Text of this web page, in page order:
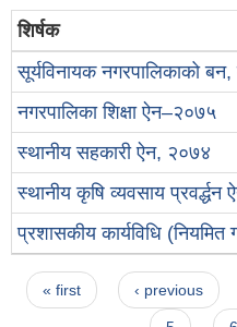
शिर्षक
सूर्यविनायक नगरपालिकाको
नगरपालिका शिक्षा ऐन–२०७५
स्थानीय सहकारी ऐन, २०७४
स्थानीय कृषि व्यवसाय प्रवर्द्धन
प्रशासकीय कार्यविधि
Pages
« first ‹ previous